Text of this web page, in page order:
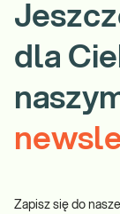
dla
Zapisz się do